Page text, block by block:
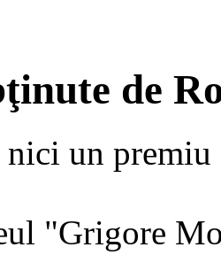
de
un premiu
"Grigore